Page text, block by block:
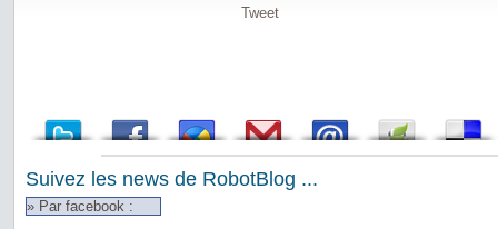
Tweet
Suivez les news de RobotBlog ...
» Par facebook :